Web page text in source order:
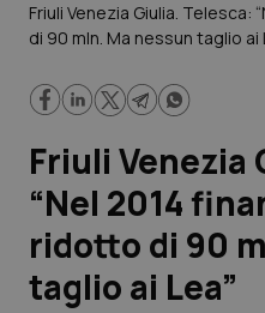
Governo e Parlamento
Regioni e Asl
Lavoro e Professioni
Scienza e Farmaci
Studi e Analisi
Friuli Venezia Giulia.
di 90 mln. Ma nessun taglio ai
Friuli Venezia
“Nel 2014
ridotto di 90
taglio ai Lea”